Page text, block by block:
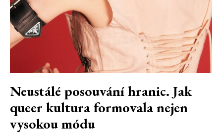
Neustálé posouvání hranic. Jak
queer kultura formovala nejen
vysokou módu